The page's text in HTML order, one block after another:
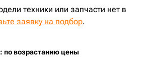
техники или запчасти нет в
заявку на подбор.
по возрастанию цены